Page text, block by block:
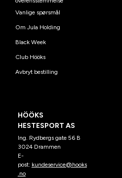
Vanlige spørsmål
Om Jula Holding
Black Week
Club Hööks
Avbryt bestilling
HÖÖKS
HESTESPORT AS
Ing. Rydbergs gate 56 B
3024 Drammen
E-
post: kundeservice@hooks
.no